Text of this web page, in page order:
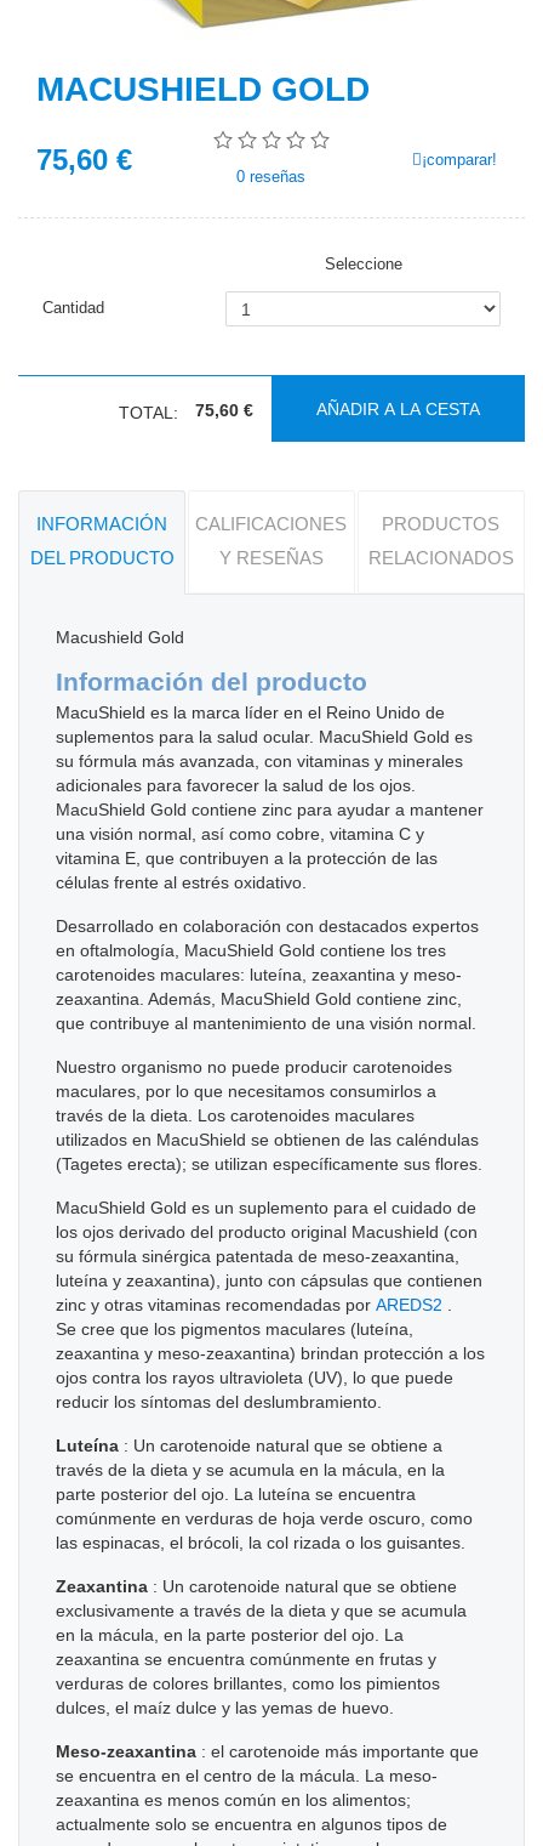
MACUSHIELD GOLD
75,60 €
0 reseñas
¡comparar!
Seleccione
Cantidad
TOTAL: 75,60 € AÑADIR A LA CESTA
INFORMACIÓN
DEL PRODUCTO
CALIFICACIONES
Y RESEÑAS
PRODUCTOS
RELACIONADOS
Macushield Gold
Información del producto
MacuShield es la marca líder en el Reino Unido de
suplementos para la salud ocular. MacuShield Gold es
su fórmula más avanzada, con vitaminas y minerales
adicionales para favorecer la salud de los ojos.
MacuShield Gold contiene zinc para ayudar a mantener
una visión normal, así como cobre, vitamina C y
vitamina E, que contribuyen a la protección de las
células frente al estrés oxidativo.
Desarrollado en colaboración con destacados expertos
en oftalmología, MacuShield Gold contiene los tres
carotenoides maculares: luteína, zeaxantina y meso-
zeaxantina. Además, MacuShield Gold contiene zinc,
que contribuye al mantenimiento de una visión normal.
Nuestro organismo no puede producir carotenoides
maculares, por lo que necesitamos consumirlos a
través de la dieta. Los carotenoides maculares
utilizados en MacuShield se obtienen de las caléndulas
(Tagetes erecta); se utilizan específicamente sus flores.
MacuShield Gold es un suplemento para el cuidado de
los ojos derivado del producto original Macushield (con
su fórmula sinérgica patentada de meso-zeaxantina,
luteína y zeaxantina), junto con cápsulas que contienen
zinc y otras vitaminas recomendadas por AREDS2 .
Se cree que los pigmentos maculares (luteína,
zeaxantina y meso-zeaxantina) brindan protección a los
ojos contra los rayos ultravioleta (UV), lo que puede
reducir los síntomas del deslumbramiento.
Luteína : Un carotenoide natural que se obtiene a
través de la dieta y se acumula en la mácula, en la
parte posterior del ojo. La luteína se encuentra
comúnmente en verduras de hoja verde oscuro, como
las espinacas, el brócoli, la col rizada o los guisantes.
Zeaxantina : Un carotenoide natural que se obtiene
exclusivamente a través de la dieta y que se acumula
en la mácula, en la parte posterior del ojo. La
zeaxantina se encuentra comúnmente en frutas y
verduras de colores brillantes, como los pimientos
dulces, el maíz dulce y las yemas de huevo.
Meso-zeaxantina : el carotenoide más importante que
se encuentra en el centro de la mácula. La meso-
zeaxantina es menos común en los alimentos;
actualmente solo se encuentra en algunos tipos de